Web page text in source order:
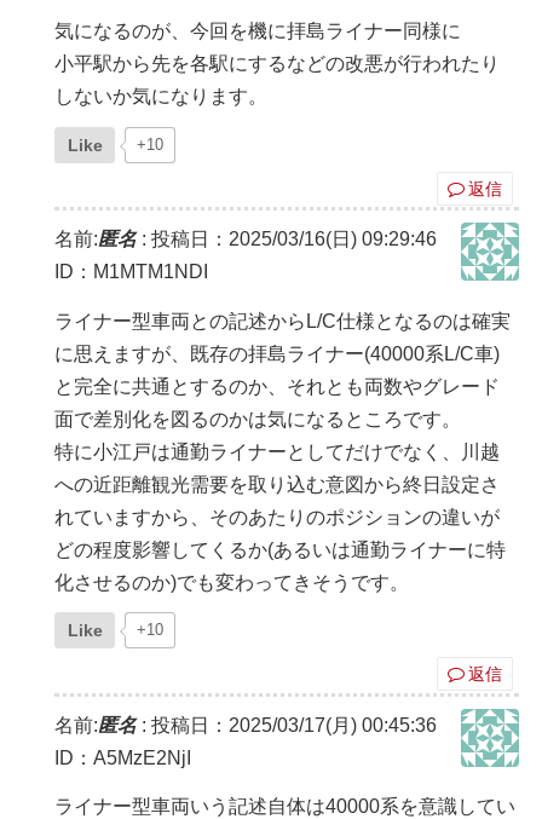
気になるのが、今回を機に拝島ライナー同様に
小平駅から先を各駅にするなどの改悪が行われたり
しないか気になります。
Like +10
返信
名前:匿名: 投稿日：2025/03/16(日) 09:29:46
ID：M1MTM1NDI
ライナー型車両との記述からL/C仕様となるのは確実
に思えますが、既存の拝島ライナー(40000系L/C車)
と完全に共通とするのか、それとも両数やグレード
面で差別化を図るのかは気になるところです。
特に小江戸は通勤ライナーとしてだけでなく、川越
への近距離観光需要を取り込む意図から終日設定さ
れていますから、そのあたりのポジションの違いが
どの程度影響してくるか(あるいは通勤ライナーに特
化させるのか)でも変わってきそうです。
Like +10
返信
名前:匿名: 投稿日：2025/03/17(月) 00:45:36
ID：A5MzE2NjI
ライナー型車両いう記述自体は40000系を意識してい